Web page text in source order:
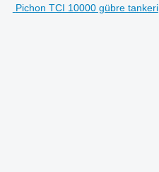
Pichon TCI 10000 gübre tankeri